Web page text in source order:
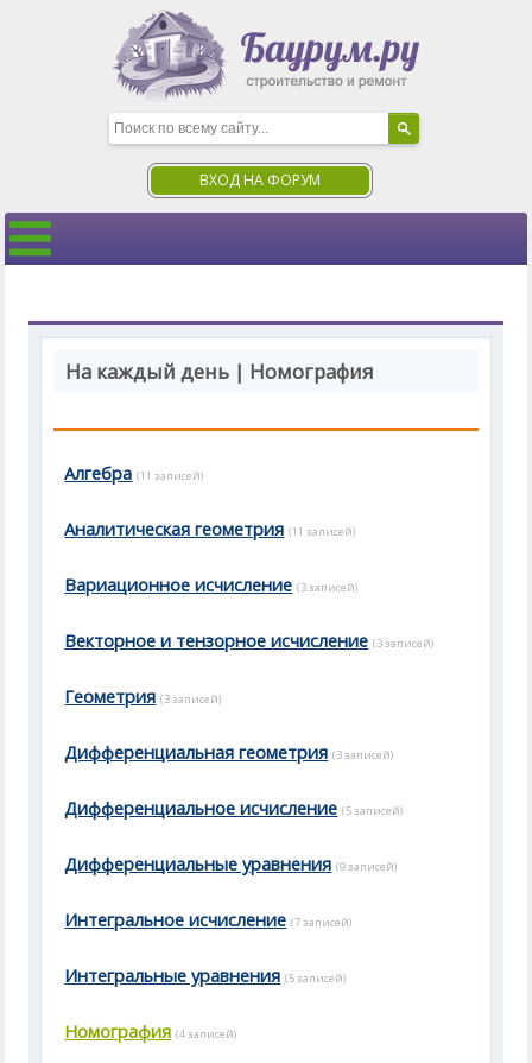
ВХОД НА ФОРУМ
На каждый день | Номография
Алгебра (11 записей)
Аналитическая геометрия (11 записей)
Вариационное исчисление (3 записей)
Векторное и тензорное исчисление (3 записей)
Геометрия (3 записей)
Дифференциальная геометрия (3 записей)
Дифференциальное исчисление (5 записей)
Дифференциальные уравнения (9 записей)
Интегральное исчисление (7 записей)
Интегральные уравнения (5 записей)
Номография (4 записей)